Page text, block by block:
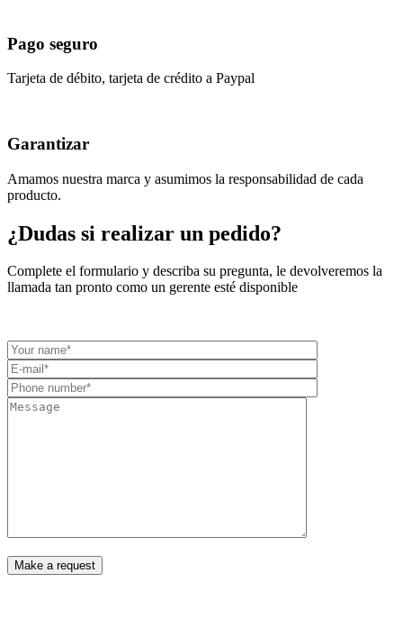
Pago seguro
Tarjeta de débito, tarjeta de crédito a Paypal
Garantizar
Amamos nuestra marca y asumimos la responsabilidad de cada
producto.
¿Dudas si realizar un pedido?
Complete el formulario y describa su pregunta, le devolveremos la
llamada tan pronto como un gerente esté disponible